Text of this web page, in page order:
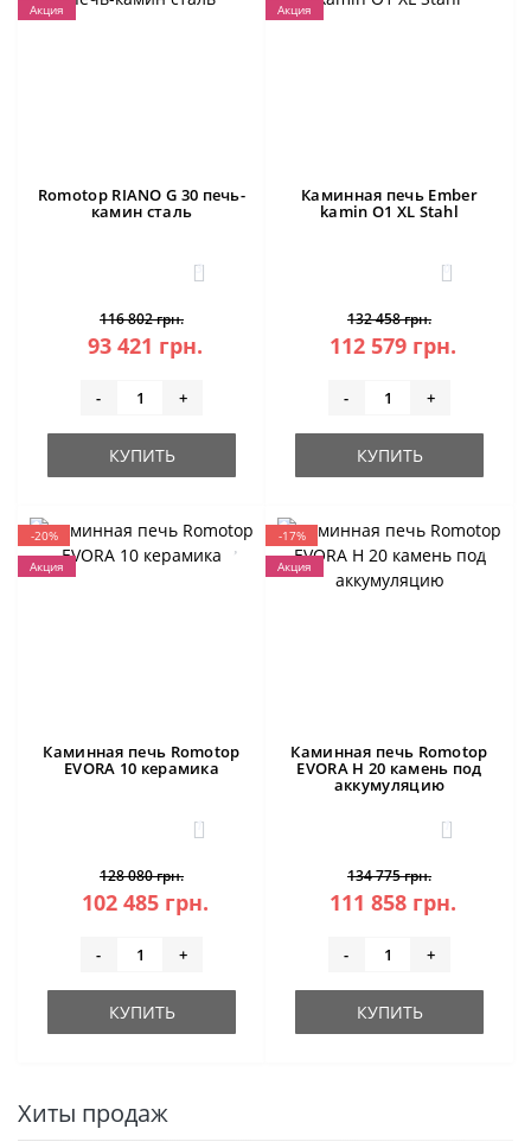
Акция
Romotop RIANO G 30 печь-
камин сталь
3
116 802 грн.
93 421 грн.
- +
КУПИТЬ
Акция
Каминная печь Ember
kamin O1 XL Stahl
0
132 458 грн.
112 579 грн.
- +
КУПИТЬ
-20%
Акция
Каминная печь Romotop
EVORA 10 керамика
1
128 080 грн.
102 485 грн.
- +
КУПИТЬ
-17%
Акция
Каминная печь Romotop
EVORA H 20 камень под
аккумуляцию
1
134 775 грн.
111 858 грн.
- +
КУПИТЬ
Хиты продаж